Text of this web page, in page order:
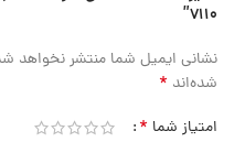
7110”
نشانی ایمیل شما منتشر نخواهد
شده‌اند *
امتیاز شما *